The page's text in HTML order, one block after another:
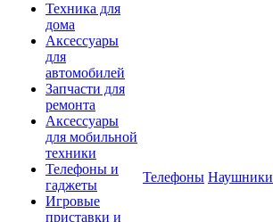
Техника для
дома
Аксессуары
для
автомобилей
Запчасти для
ремонта
Аксессуары
для мобильной
техники
Телефоны и
гаджеты
Игровые
приставки и
Телефоны Наушники